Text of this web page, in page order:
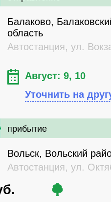
Балаково,
область
Автостанция, ул.
Август: 9, 10
Уточнить на
прибытие
Вольск, Вольский
Автостанция, ул.